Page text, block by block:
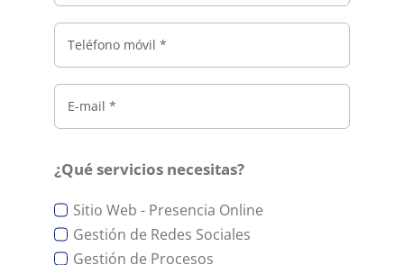
¿Qué servicios necesitas?
Sitio Web - Presencia Online
Gestión de Redes Sociales
Gestión de Procesos